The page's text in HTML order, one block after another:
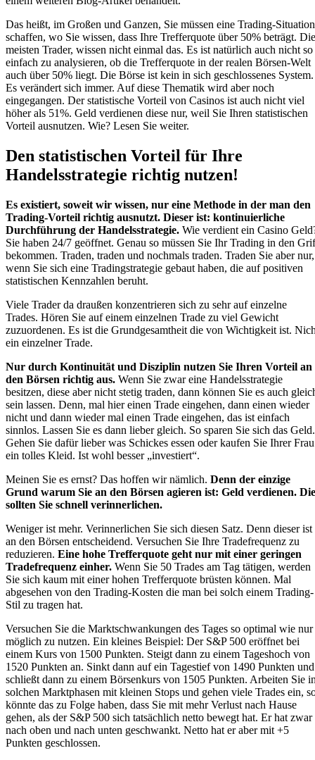
Das heißt, im Großen und Ganzen, Sie müssen eine Trading-Situation
schaffen, wo Sie wissen, dass Ihre Trefferquote über 50% beträgt. Die
meisten Trader, wissen nicht einmal das. Es ist natürlich auch nicht so
einfach zu analysieren, ob die Trefferquote in der realen Börsen-Welt
auch über 50% liegt. Die Börse ist kein in sich geschlossenes System.
Es verändert sich immer. Auf diese Thematik wird aber noch
eingegangen. Der statistische Vorteil von Casinos ist auch nicht viel
höher als 51%. Geld verdienen diese nur, weil Sie Ihren statistischen
Vorteil ausnutzen. Wie? Lesen Sie weiter.
Den statistischen Vorteil für Ihre
Handelsstrategie richtig nutzen!
Es existiert, soweit wir wissen, nur eine Methode in der man den
Trading-Vorteil richtig ausnutzt. Dieser ist: kontinuierliche
Durchführung der Handelsstrategie. Wie verdient ein Casino
Sie haben 24/7 geöffnet. Genau so müssen Sie Ihr Trading in den
bekommen. Traden, traden und nochmals traden. Traden Sie aber nur,
wenn Sie sich eine Tradingstrategie gebaut haben, die auf positiven
statistischen Kennzahlen beruht.
Viele Trader da draußen konzentrieren sich zu sehr auf einzelne
Trades. Hören Sie auf einem einzelnen Trade zu viel Gewicht
zuzuordenen. Es ist die Grundgesamtheit die von Wichtigkeit ist.
ein einzelner Trade.
Nur durch Kontinuität und Disziplin nutzen Sie Ihren Vorteil an
den Börsen richtig aus. Wenn Sie zwar eine Handelsstrategie
besitzen, diese aber nicht stetig traden, dann können Sie es auch
sein lassen. Denn, mal hier einen Trade eingehen, dann einen wieder
nicht und dann wieder mal einen Trade eingehen, das ist einfach
sinnlos. Lassen Sie es dann lieber gleich. So sparen Sie sich das Geld.
Gehen Sie dafür lieber was Schickes essen oder kaufen Sie Ihrer Frau
ein tolles Kleid. Ist wohl besser „investiert“.
Meinen Sie es ernst? Das hoffen wir nämlich. Denn der einzige
Grund warum Sie an den Börsen agieren ist: Geld verdienen.
sollten Sie schnell verinnerlichen.
Weniger ist mehr. Verinnerlichen Sie sich diesen Satz. Denn dieser ist
an den Börsen entscheidend. Versuchen Sie Ihre Tradefrequenz zu
reduzieren. Eine hohe Trefferquote geht nur mit einer geringen
Tradefrequenz einher. Wenn Sie 50 Trades am Tag tätigen, werden
Sie sich kaum mit einer hohen Trefferquote brüsten können. Mal
abgesehen von den Trading-Kosten die man bei solch einem Trading-
Stil zu tragen hat.
Versuchen Sie die Marktschwankungen des Tages so optimal wie nur
möglich zu nutzen. Ein kleines Beispiel: Der S&P 500 eröffnet bei
einem Kurs von 1500 Punkten. Steigt dann zu einem Tageshoch von
1520 Punkten an. Sinkt dann auf ein Tagestief von 1490 Punkten und
schließt dann zu einem Börsenkurs von 1505 Punkten. Arbeiten Sie
solchen Marktphasen mit kleinen Stops und gehen viele Trades ein,
könnte das zu Folge haben, dass Sie mit mehr Verlust nach Hause
gehen, als der S&P 500 sich tatsächlich netto bewegt hat. Er hat zwar
nach oben und nach unten geschwankt. Netto hat er aber mit +5
Punkten geschlossen.